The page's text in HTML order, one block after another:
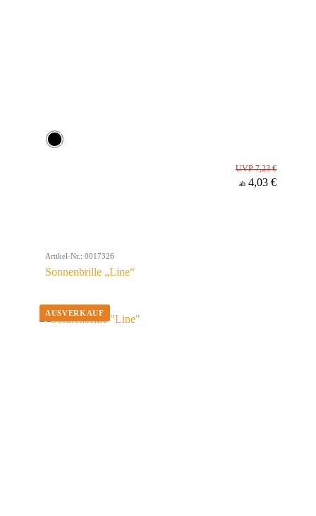
UVP 7,23 €
ab 4,03 €
Artikel-Nr.: 0017326
Sonnenbrille „Line“